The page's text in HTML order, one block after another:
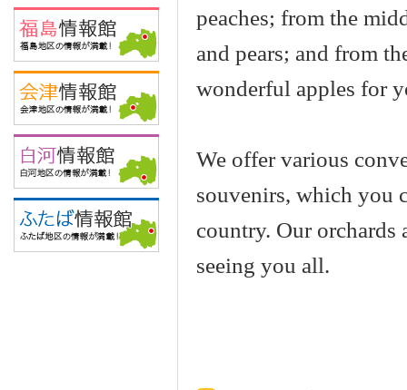
peaches; from the
and pears; and from
wonderful apples for
We offer various
souvenirs, which you
country. Our
seeing you all.